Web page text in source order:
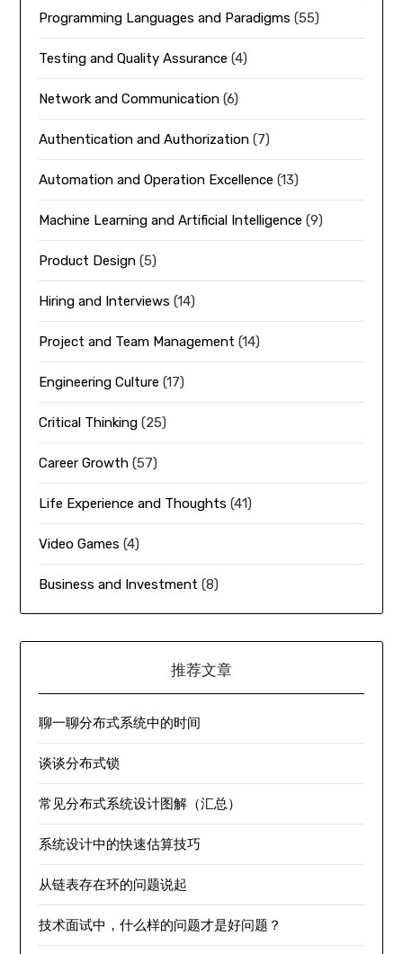
Programming Languages and Paradigms (55)
Testing and Quality Assurance (4)
Network and Communication (6)
Authentication and Authorization (7)
Automation and Operation Excellence (13)
Machine Learning and Artificial Intelligence (9)
Product Design (5)
Hiring and Interviews (14)
Project and Team Management (14)
Engineering Culture (17)
Critical Thinking (25)
Career Growth (57)
Life Experience and Thoughts (41)
Video Games (4)
Business and Investment (8)
推荐文章
聊一聊分布式系统中的时间
谈谈分布式锁
常见分布式系统设计图解（汇总）
系统设计中的快速估算技巧
从链表存在环的问题说起
技术面试中，什么样的问题才是好问题？